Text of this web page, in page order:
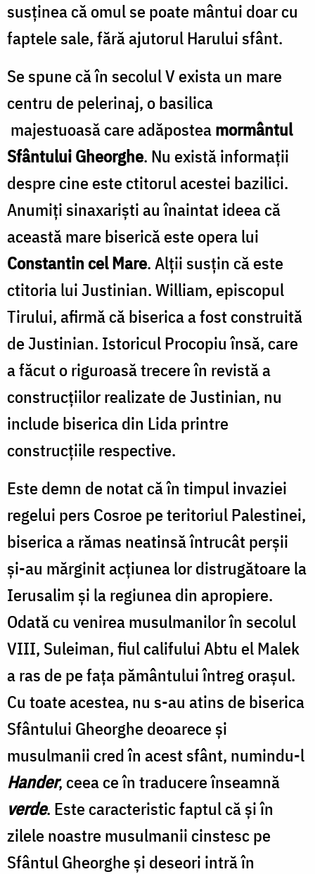
susţinea că omul se poate mântui doar cu
fap­tele sale, fără ajutorul Harului sfânt.
Se spune că în secolul V exista un mare
cen­tru de pelerinaj, o basilica
majestuoasă care adăposteamormântul
Sfântului Gheorghe. Nu există informaţii
despre cine este ctitorul aces­tei bazilici.
Anumiţi sinaxarişti au înaintat ideea că
această mare biserică este opera lui
Constantin cel Mare. Alţii susţin că este
ctitoria lui Justinian. William, episcopul
Tirului, afirmă că biserica a fost construită
de Justi­nian. Istoricul Procopiu însă, care
a făcut o ri­guroasă trecere în revistă a
construcţiilor rea­lizate de Justinian, nu
include biserica din Lida printre
construcţiile respective.
Este demn de notat că în timpul invaziei
re­gelui pers Cosroe pe teritoriul Palestinei,
biserica a rămas neatinsă întrucât perşii
şi-au mărgi­nit acţiunea lor distrugătoare la
Ierusalim şi la regiunea din apropiere.
Odată cu venirea musulmanilor în secolul
VIII, Suleiman, fiul califului Abtu el Malek
a ras de pe faţa pământului întreg oraşul.
Cu toate acestea, nu s-au atins de biserica
Sfântului Gheorghe deoarece şi
musulmanii cred în acest sfânt, numindu-l
Hander, ceea ce în traducere înseamnă
verde. Este ca­racteristic faptul că şi în
zilele noastre musul­manii cinstesc pe
Sfântul Gheorghe şi deseori intră în